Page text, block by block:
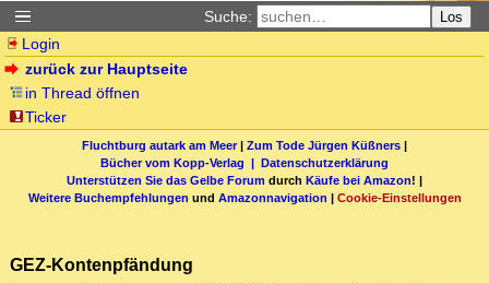
Suche: Los
Login
zurück zur Hauptseite
in Thread öffnen
Ticker
Fluchtburg autark am Meer| Zum Tode Jürgen Küßners |
Bücher vom Kopp-Verlag | Datenschutzerklärung
Unterstützen Sie das Gelbe Forum durch Käufe bei Amazon! |
Weitere Buchempfehlungen und Amazonnavigation | Cookie-Einstellungen
GEZ-Kontenpfändung